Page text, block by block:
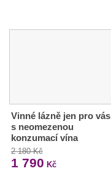
Vinné lázně jen pro vás
s neomezenou
konzumací vína
2 180 Kč
1 790 Kč